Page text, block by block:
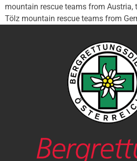
mountain rescue teams from Austria,
Tölz mountain rescue teams from